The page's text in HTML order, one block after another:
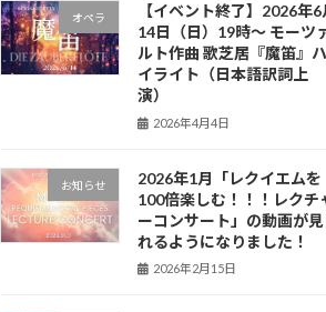
オペラ
【イベント終了】2026年6
14日（日）19時〜 モーツ
ルト作曲 歌芝居『魔笛』ハ
イライト（日本語訳詞上
演）
2026年4月4日
お知らせ
2026年1月「レクイエムを
100倍楽しむ！！！レクチ
ーコンサート」の動画が見
れるようになりました！
2026年2月15日